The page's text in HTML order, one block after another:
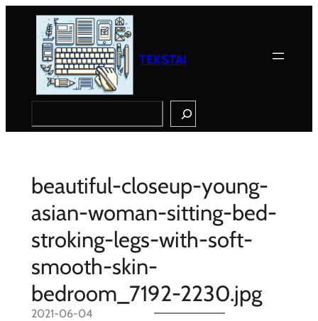
TEKSTAI
beautiful-closeup-young-
asian-woman-sitting-bed-
stroking-legs-with-soft-
smooth-skin-
bedroom_7192-2230.jpg
2021-06-04